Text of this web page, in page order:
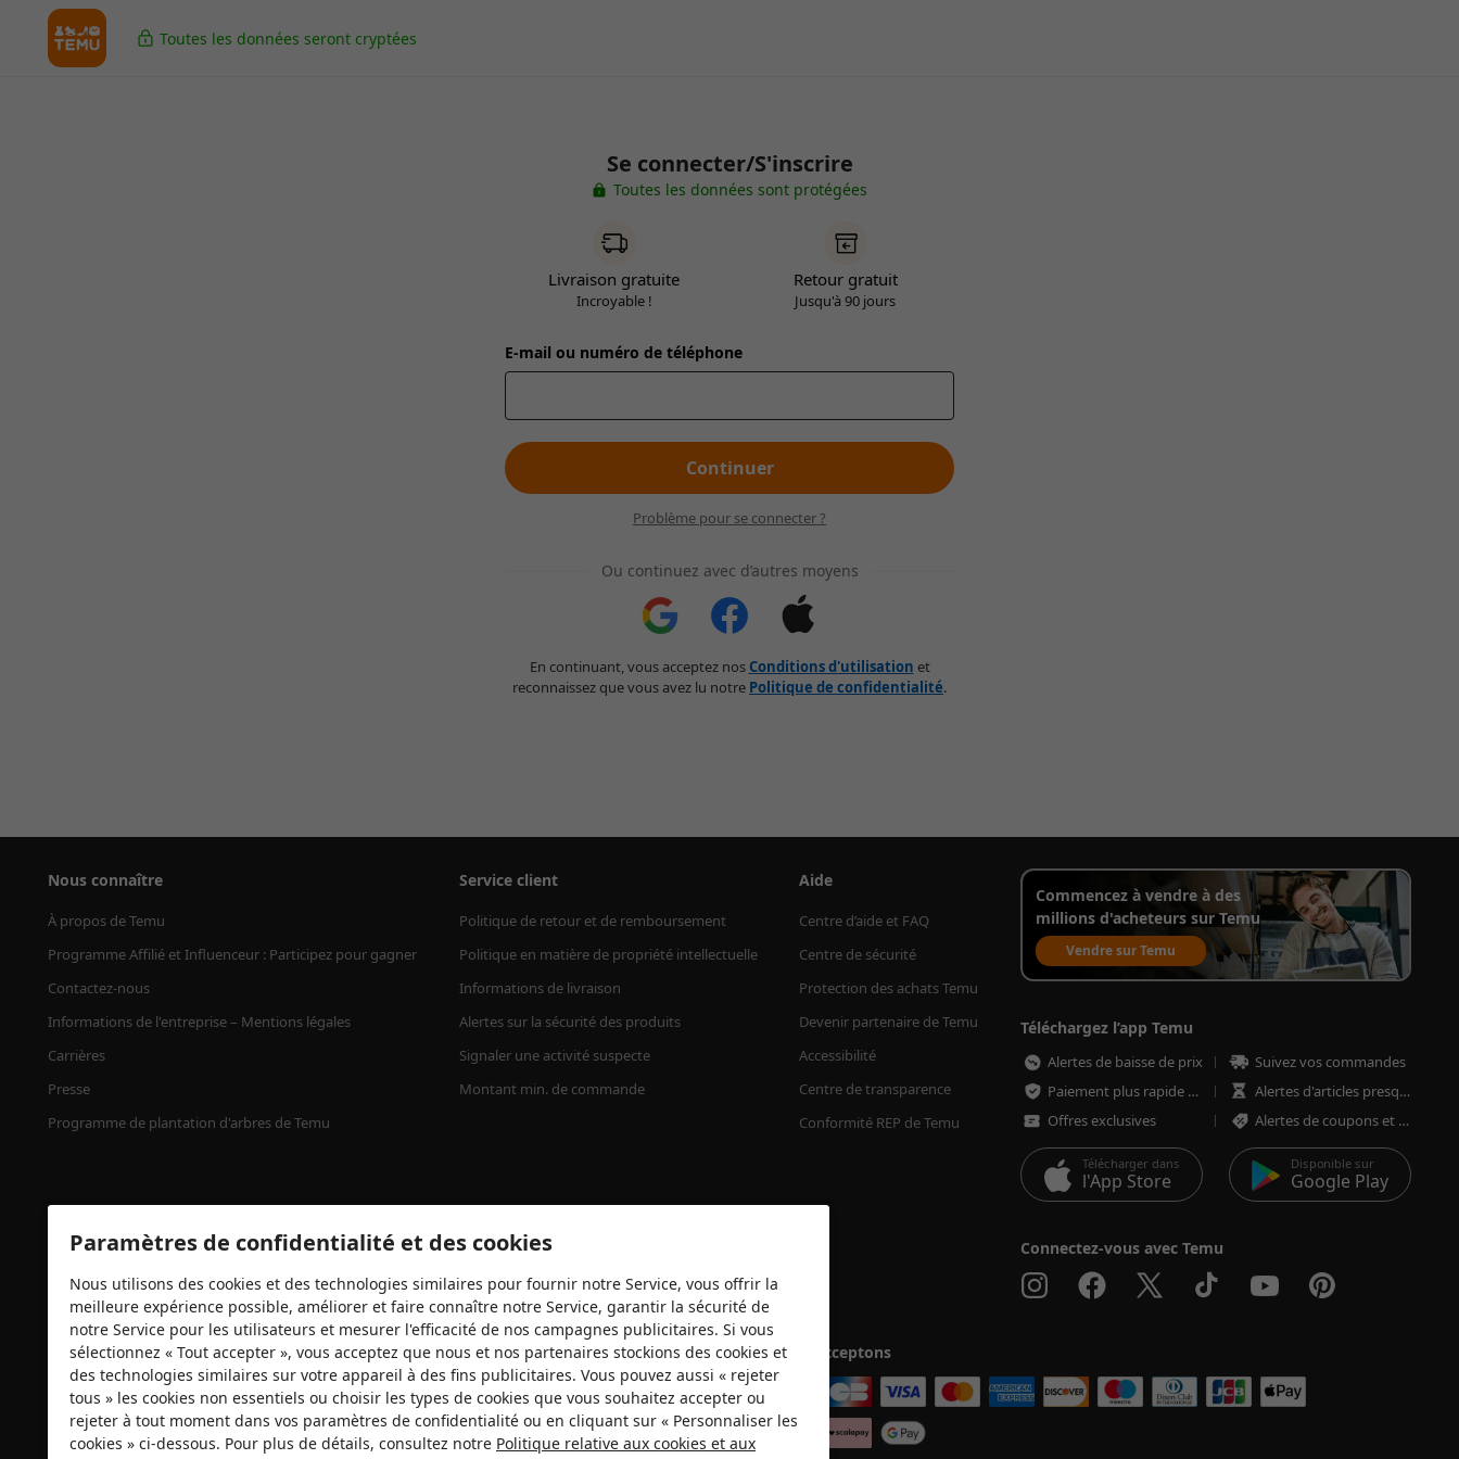
Toutes les données seront cryptées
Se connecter/S'inscrire
Toutes les données sont protégées
Livraison gratuite
Incroyable !
Retour gratuit
Jusqu'à 90 jours
E-mail ou numéro de téléphone
Continuer
Problème pour se connecter ?
Ou continuez avec d’autres moyens
En continuant, vous acceptez nos Conditions d'utilisation et
reconnaissez que vous avez lu notre Politique de confidentialité.
Nous connaître
À propos de Temu
Programme Affilié et Influenceur : Participez pour gagner
Contactez-nous
Informations de l'entreprise – Mentions légales
Carrières
Presse
Programme de plantation d'arbres de Temu
Service client
Politique de retour et de remboursement
Politique en matière de propriété intellectuelle
Informations de livraison
Alertes sur la sécurité des produits
Signaler une activité suspecte
Montant min. de commande
Aide
Centre d’aide et FAQ
Centre de sécurité
Protection des achats Temu
Devenir partenaire de Temu
Accessibilité
Centre de transparence
Conformité REP de Temu
Commencez à vendre à des
millions d'acheteurs sur Temu
Vendre sur Temu
Téléchargez l’app Temu
Alertes de baisse de prix
Suivez vos commandes
Paiement plus rapide et plus sécurisé
Alertes d'articles presque épuisés
Offres exclusives
Alertes de coupons et d'offres
Télécharger dans
l'App Store
Disponible sur
Google Play
Connectez-vous avec Temu
Certificats de sécurité Nous acceptons
Paramètres de confidentialité et des cookies
Nous utilisons des cookies et des technologies similaires pour fournir notre Service, vous offrir la
meilleure expérience possible, améliorer et faire connaître notre Service, garantir la sécurité de
notre Service pour les utilisateurs et mesurer l'efficacité de nos campagnes publicitaires. Si vous
sélectionnez « Tout accepter », vous acceptez que nous et nos partenaires stockions des cookies et
des technologies similaires sur votre appareil à des fins publicitaires. Vous pouvez aussi « rejeter
tous » les cookies non essentiels ou choisir les types de cookies que vous souhaitez accepter ou
rejeter à tout moment dans vos paramètres de confidentialité ou en cliquant sur « Personnaliser les
cookies » ci-dessous. Pour plus de détails, consultez notre Politique relative aux cookies et aux